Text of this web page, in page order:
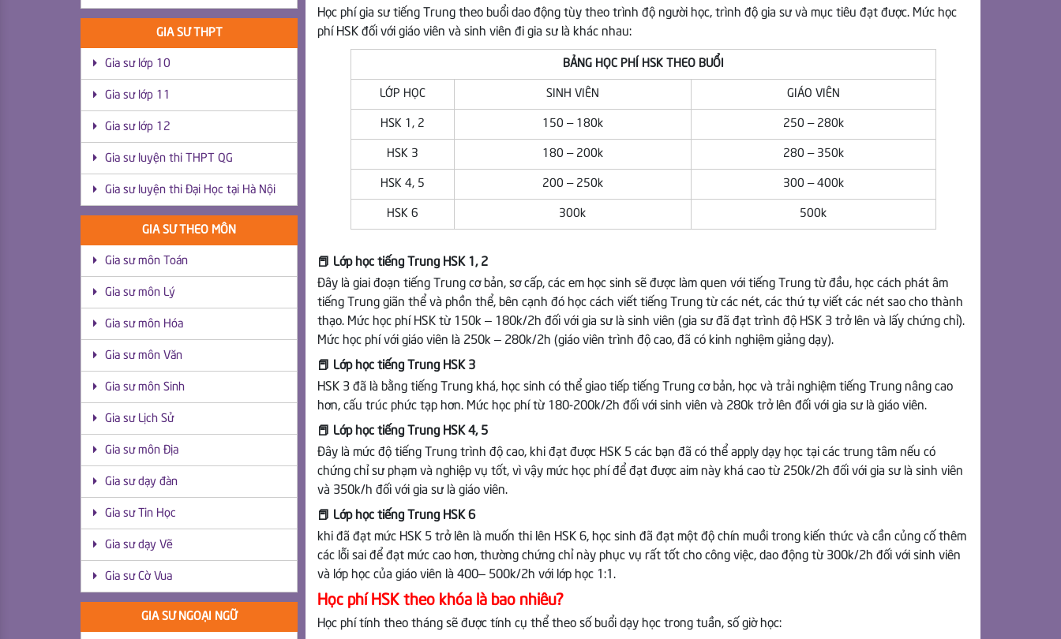
Học phí gia sư tiếng Trung theo buổi dao động tùy theo trình độ người học, trình độ gia sư và mục tiêu đạt được. Mức học
phí HSK đối với giáo viên và sinh viên đi gia sư là khác nhau:
BẢNG HỌC PHÍ HSK THEO BUỔI
LỚP HỌC SINH VIÊN GIÁO VIÊN
HSK 1, 2 150 – 180k 250 – 280k
HSK 3 180 – 200k 280 – 350k
HSK 4, 5 200 – 250k 300 – 400k
HSK 6 300k 500k
📕 Lớp học tiếng Trung HSK 1, 2
Đây là giai đoạn tiếng Trung cơ bản, sơ cấp, các em học sinh sẽ được làm quen với tiếng Trung từ đầu, học cách phát âm
tiếng Trung giãn thể và phồn thể, bên cạnh đó học cách viết tiếng Trung từ các nét, các thứ tự viết các nét sao cho thành
thạo. Mức học phí HSK từ 150k – 180k/2h đối với gia sư là sinh viên (gia sư đã đạt trình độ HSK 3 trở lên và lấy chứng chỉ).
Mức học phí với giáo viên là 250k – 280k/2h (giáo viên trình độ cao, đã có kinh nghiệm giảng dạy).
📕 Lớp học tiếng Trung HSK 3
HSK 3 đã là bằng tiếng Trung khá, học sinh có thể giao tiếp tiếng Trung cơ bản, học và trải nghiệm tiếng Trung nâng cao
hơn, cấu trúc phức tạp hơn. Mức học phí từ 180-200k/2h đối với sinh viên và 280k trở lên đối với gia sư là giáo viên.
📕 Lớp học tiếng Trung HSK 4, 5
Đây là mức độ tiếng Trung trình độ cao, khi đạt được HSK 5 các bạn đã có thể apply dạy học tại các trung tâm nếu có
chứng chỉ sư phạm và nghiệp vụ tốt, vì vậy mức học phí để đạt được aim này khá cao từ 250k/2h đối với gia sư là sinh viên
và 350k/h đối với gia sư là giáo viên.
📕 Lớp học tiếng Trung HSK 6
khi đã đạt mức HSK 5 trở lên là muốn thi lên HSK 6, học sinh đã đạt một độ chín muồi trong kiến thức và cần củng cố thêm
các lỗi sai để đạt mức cao hơn, thường chứng chỉ này phục vụ rất tốt cho công việc, dao động từ 300k/2h đối với sinh viên
và lớp học của giáo viên là 400– 500k/2h với lớp học 1:1.
Học phí HSK theo khóa là bao nhiêu?
Học phí tính theo tháng sẽ được tính cụ thể theo số buổi dạy học trong tuần, số giờ học:
GIA SƯ THPT
Gia sư lớp 10
Gia sư lớp 11
Gia sư lớp 12
Gia sư luyện thi THPT QG
Gia sư luyện thi Đại Học tại Hà Nội
GIA SƯ THEO MÔN
Gia sư môn Toán
Gia sư môn Lý
Gia sư môn Hóa
Gia sư môn Văn
Gia sư môn Sinh
Gia sư Lịch Sử
Gia sư môn Địa
Gia sư dạy đàn
Gia sư Tin Học
Gia sư dạy Vẽ
Gia sư Cờ Vua
GIA SƯ NGOẠI NGỮ